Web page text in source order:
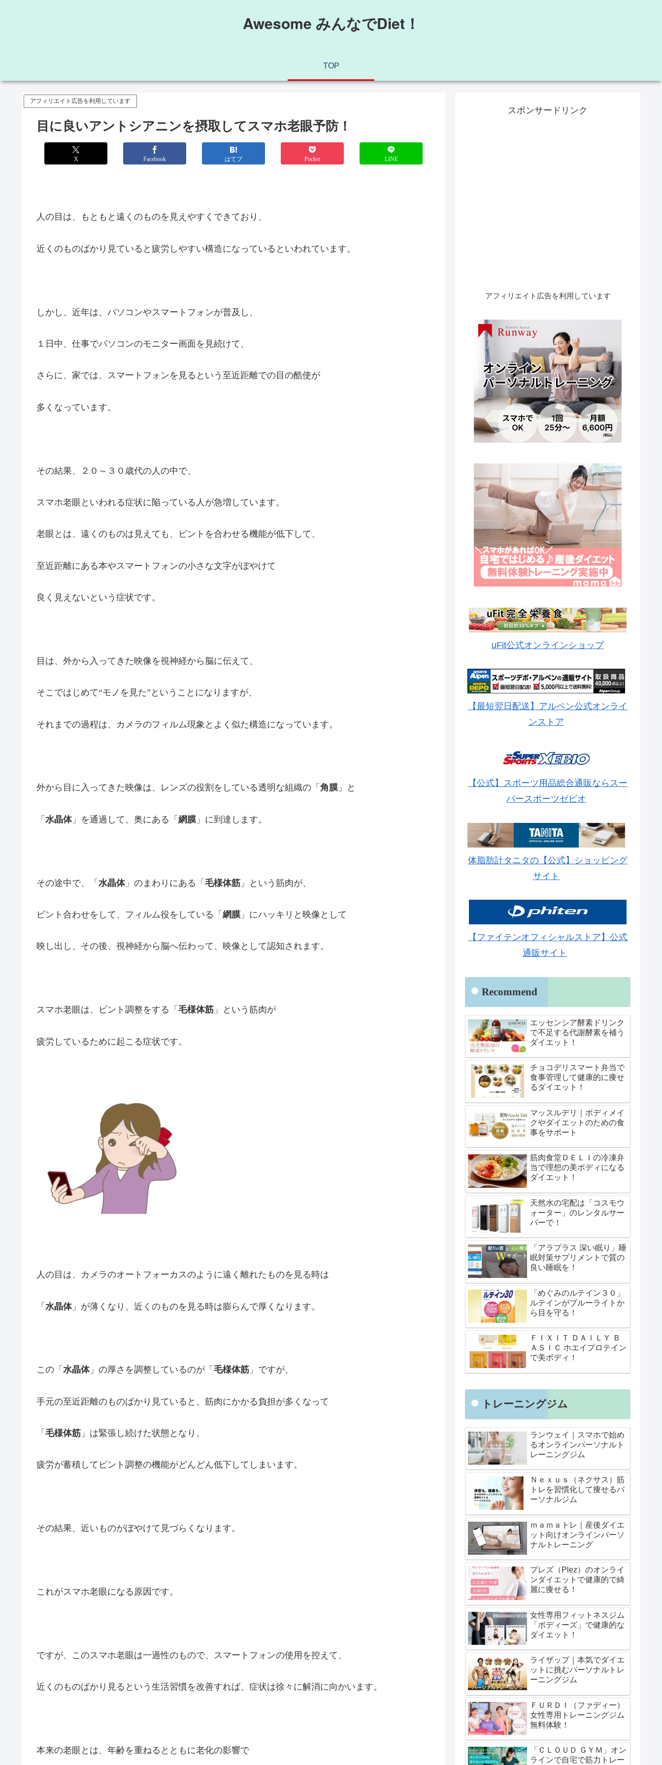
Awesome みんなでDiet！
TOP
アフィリエイト広告を利用しています
目に良いアントシアニンを摂取してスマホ老眼予防！
X Facebook はてブ Pocket LINE
人の目は、もともと遠くのものを見えやすくできており、
近くのものばかり見ていると疲労しやすい構造になっているといわれています。
しかし、近年は、パソコンやスマートフォンが普及し、
１日中、仕事でパソコンのモニター画面を見続けて、
さらに、家では、スマートフォンを見るという至近距離での目の酷使が
多くなっています。
その結果、２０～３０歳代の人の中で、
スマホ老眼といわれる症状に陥っている人が急増しています。
老眼とは、遠くのものは見えても、ピントを合わせる機能が低下して、
至近距離にある本やスマートフォンの小さな文字がぼやけて
良く見えないという症状です。
目は、外から入ってきた映像を視神経から脳に伝えて、
そこではじめて“モノを見た”ということになりますが、
それまでの過程は、カメラのフィルム現象とよく似た構造になっています。
外から目に入ってきた映像は、レンズの役割をしている透明な組織の「 角膜 」と
「 水晶体」を通過して、奥にある「 網膜 」に到達します。
その途中で、「 水晶体」のまわりにある「 毛様体筋 」という筋肉が、
ピント合わせをして、フィルム役をしている「 網膜 」にハッキリと映像として
映し出し、その後、視神経から脳へ伝わって、映像として認知されます。
スマホ老眼は、ピント調整をする「 毛様体筋 」という筋肉が
疲労しているために起こる症状です。
人の目は、カメラのオートフォーカスのように遠く離れたものを見る時は
「 水晶体」が薄くなり、近くのものを見る時は膨らんで厚くなります。
この「 水晶体」の厚さを調整しているのが「 毛様体筋 」ですが、
手元の至近距離のものばかり見ていると、筋肉にかかる負担が多くなって
「 毛様体筋 」は緊張し続けた状態となり、
疲労が蓄積してピント調整の機能がどんどん低下してしまいます。
その結果、近いものがぼやけて見づらくなります。
これがスマホ老眼になる原因です。
ですが、このスマホ老眼は一過性のもので、スマートフォンの使用を控えて、
近くのものばかり見るという生活習慣を改善すれば、症状は徐々に解消に向かいます。
本来の老眼とは、年齢を重ねるとともに老化の影響で
スポンサードリンク
アフィリエイト広告を利用しています
uFit公式オンラインショップ
【最短翌日配送】アルペン公式オンライ
ンストア
【公式】スポーツ用品総合通販ならスー
パースポーツゼビオ
体脂肪計タニタの【公式】ショッピング
サイト
【ファイテンオフィシャルストア】公式
通販サイト
Recommend
エッセンシア酵素ドリンク
で不足する代謝酵素を補う
ダイエット！
チョコデリスマート弁当で
食事管理して健康的に痩せ
るダイエット！
マッスルデリ｜ボディメイ
クやダイエットのための食
事をサポート
筋肉食堂ＤＥＬＩの冷凍弁
当で理想の美ボディになる
ダイエット！
天然水の宅配は「コスモウ
ォーター」のレンタルサー
バーで！
「アラプラス 深い眠り」睡
眠対策サプリメントで質の
良い睡眠を！
「めぐみのルテイン３０」
ルテインがブルーライトか
ら目を守る！
ＦＩＸＩＴ ＤＡＩＬＹ Ｂ
ＡＳＩＣ ホエイプロテイン
で美ボディ！
トレーニングジム
ランウェイ｜スマホで始め
るオンラインパーソナルト
レーニングジム
Ｎｅｘｕｓ（ネクサス）筋
トレを習慣化して痩せるパ
ーソナルジム
ｍａｍａトレ｜産後ダイエ
ット向けオンラインパーソ
ナルトレーニング
プレズ（Plez）のオンライ
ンダイエットで健康的で綺
麗に痩せる！
女性専用フィットネスジム
「ボディーズ」で健康的な
ダイエット！
ライザップ｜本気でダイエ
ットに挑むパーソナルトレ
ーニングジム
ＦＵＲＤＩ（ファディー）
女性専用トレーニングジム
無料体験！
「ＣＬＯＵＤ ＧＹＭ」オン
ラインで自宅で筋力トレー